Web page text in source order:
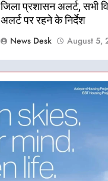
जिला प्रशासन अलर्ट, सभी
अलर्ट पर रहने के निर्देश
News Desk
August 5,